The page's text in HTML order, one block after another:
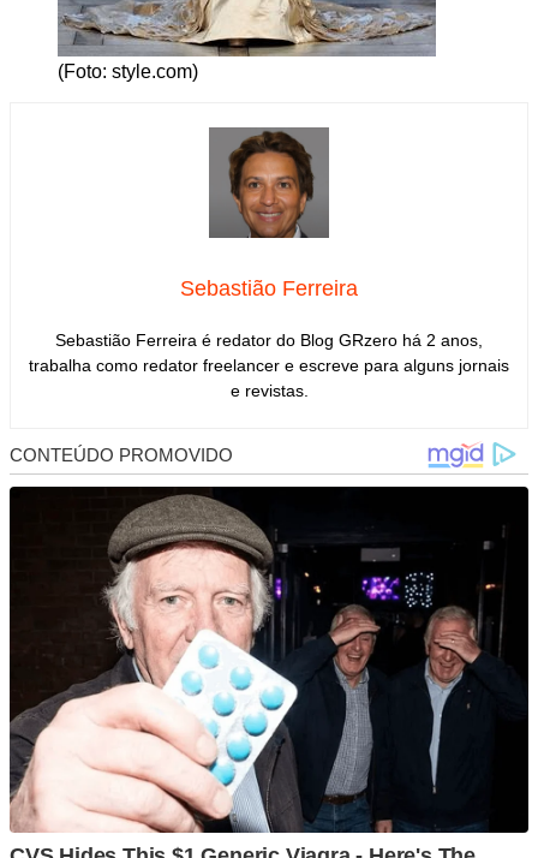
(Foto: style.com)
Sebastião Ferreira
Sebastião Ferreira é redator do Blog GRzero há 2 anos,
trabalha como redator freelancer e escreve para alguns jornais
e revistas.